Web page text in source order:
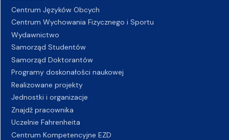
Centrum Języków Obcych
Centrum Wychowania Fizycznego i Sportu
Wydawnictwo
Samorząd Studentów
Samorząd Doktorantów
Programy doskonałości naukowej
Realizowane projekty
Jednostki i organizacje
Znajdź pracownika
Uczelnie Fahrenheita
Centrum Kompetencyjne EZD